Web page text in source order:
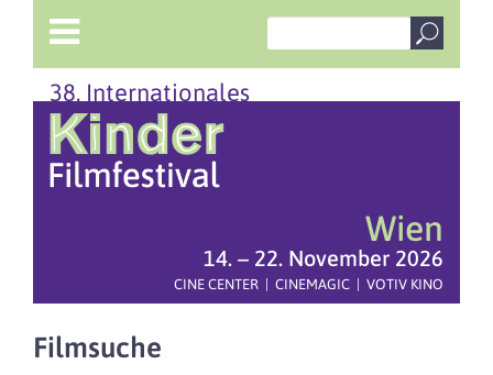
38. Internationales
Wien
14. – 22. November 2026
CINE CENTER | CINEMAGIC | VOTIV KINO
Filmsuche